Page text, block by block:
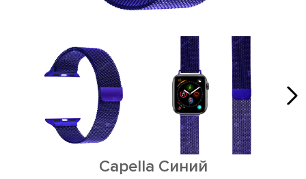
Capella Синий